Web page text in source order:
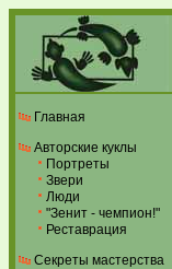
Главная
Авторские куклы
Портреты
Звери
Люди
"Зенит - чемпион!"
Реставрация
Секреты мастерства